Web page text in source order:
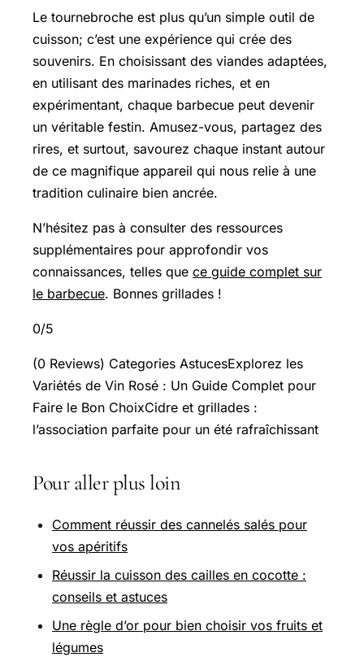
Le tournebroche est plus qu’un simple outil de
cuisson; c’est une expérience qui crée des
souvenirs. En choisissant des viandes adaptées,
en utilisant des marinades riches, et en
expérimentant, chaque barbecue peut devenir
un véritable festin. Amusez-vous, partagez des
rires, et surtout, savourez chaque instant autour
de ce magnifique appareil qui nous relie à une
tradition culinaire bien ancrée.
N’hésitez pas à consulter des ressources
supplémentaires pour approfondir vos
connaissances, telles que ce guide complet sur
le barbecue. Bonnes grillades !
0/5
(0 Reviews) Categories AstucesExplorez les
Variétés de Vin Rosé : Un Guide Complet pour
Faire le Bon ChoixCidre et grillades :
l’association parfaite pour un été rafraîchissant
Pour aller plus loin
Comment réussir des cannelés salés pour
vos apéritifs
Réussir la cuisson des cailles en cocotte :
conseils et astuces
Une règle d’or pour bien choisir vos fruits et
légumes